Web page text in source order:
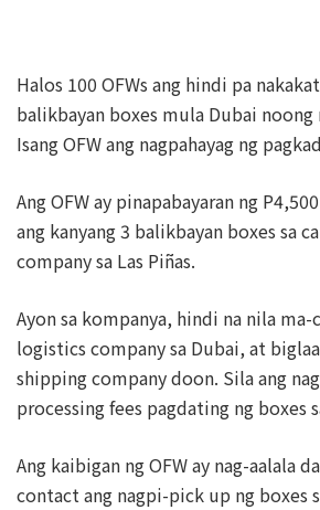
Halos 100 OFWs ang hindi pa
balikbayan boxes mula Dubai noong
Isang OFW ang nagpahayag ng
Ang OFW ay pinapabayaran ng
ang kanyang 3 balikbayan boxes sa
company sa Las Piñas.
Ayon sa kompanya, hindi na nila
logistics company sa Dubai, at
shipping company doon. Sila ang
processing fees pagdating ng boxes
Ang kaibigan ng OFW ay nag-aalala
contact ang nagpi-pick up ng boxes